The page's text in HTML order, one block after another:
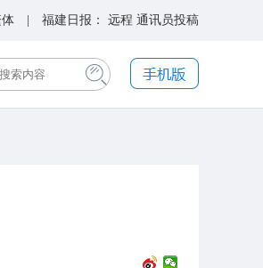
| 福建日报： 远程 通讯员投稿